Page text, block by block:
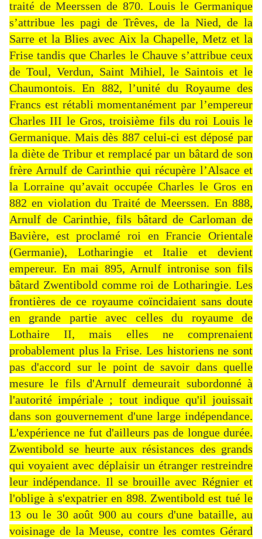
traité de Meerssen de 870. Louis le Germanique
s’attribue les pagi de Trêves, de la Nied, de la
Sarre et la Blies avec Aix la Chapelle, Metz et la
Frise tandis que Charles le Chauve s’attribue ceux
de Toul, Verdun, Saint Mihiel, le Saintois et le
Chaumontois. En 882, l’unité du Royaume des
Francs est rétabli momentanément par l’empereur
Charles III le Gros, troisième fils du roi Louis le
Germanique. Mais dès 887 celui-ci est déposé par
la diète de Tribur et remplacé par un bâtard de son
frère Arnulf de Carinthie qui récupère l’Alsace et
la Lorraine qu’avait occupée Charles le Gros en
882 en violation du Traité de Meerssen. En 888,
Arnulf de Carinthie, fils bâtard de Carloman de
Bavière, est proclamé roi en Francie Orientale
(Germanie), Lotharingie et Italie et devient
empereur. En mai 895, Arnulf intronise son fils
bâtard Zwentibold comme roi de Lotharingie. Les
frontières de ce royaume coïncidaient sans doute
en grande partie avec celles du royaume de
Lothaire II, mais elles ne comprenaient
probablement plus la Frise. Les historiens ne sont
pas d'accord sur le point de savoir dans quelle
mesure le fils d'Arnulf demeurait subordonné à
l'autorité impériale ; tout indique qu'il jouissait
dans son gouvernement d'une large indépendance.
L'expérience ne fut d'ailleurs pas de longue durée.
Zwentibold se heurte aux résistances des grands
qui voyaient avec déplaisir un étranger restreindre
leur indépendance. Il se brouille avec Régnier et
l'oblige à s'expatrier en 898. Zwentibold est tué le
13 ou le 30 août 900 au cours d'une bataille, au
voisinage de la Meuse, contre les comtes Gérard